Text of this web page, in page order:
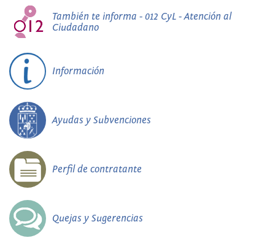
También te informa - 012 CyL - Atención al
Ciudadano
Información
Ayudas y Subvenciones
Perfil de contratante
Quejas y Sugerencias